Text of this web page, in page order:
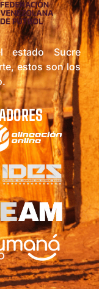
estado Sucre
estos son los